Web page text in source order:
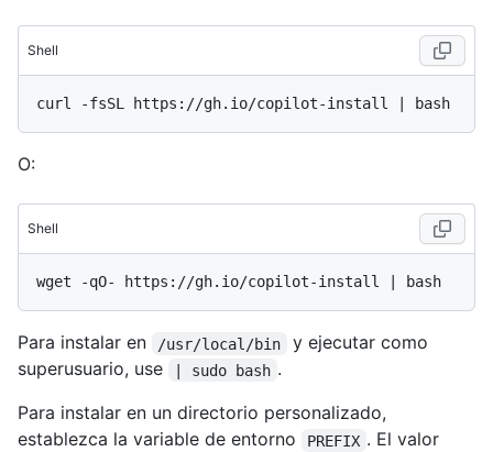
Shell
O:
Shell
Para instalar en /usr/local/bin
y ejecutar como
superusuario, use
| sudo bash .
Para instalar en un directorio personalizado,
establezca la variable de entorno
PREFIX . El valor